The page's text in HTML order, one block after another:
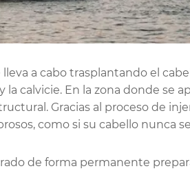
a cabo trasplantando el
la calvicie. En la zona donde se
Gracias al proceso de
como si su cabello nunca
de forma permanente